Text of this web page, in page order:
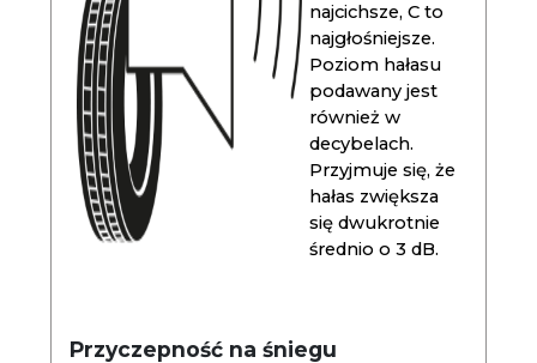
najcichsze, C to
najgłośniejsze.
Poziom hałasu
podawany jest
również w
decybelach.
Przyjmuje się, że
hałas zwiększa
się dwukrotnie
średnio o 3 dB.
Przyczepność na śniegu